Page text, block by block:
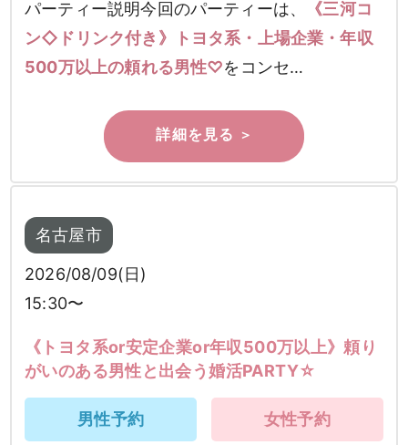
パーティー説明今回のパーティーは、
《三河コ
ン◇ドリンク付き》トヨタ系・上場企業・年収
500万以上の頼れる男性♡をコンセ…
名古屋市
2026/08/09(日)
15:30〜
《トヨタ系or安定企業or年収500万以上》頼り
がいのある男性と出会う婚活PARTY☆
男性予約 女性予約